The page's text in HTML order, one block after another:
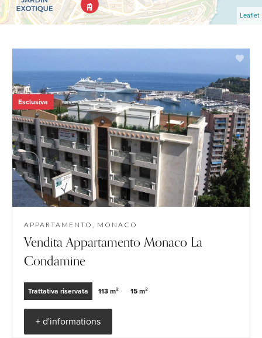
Leaflet
APPARTAMENTO, MONACO
Vendita Appartamento Monaco La
Condamine
Trattativa riservata 113 m² 15 m²
Esclusiva
+ d'informations